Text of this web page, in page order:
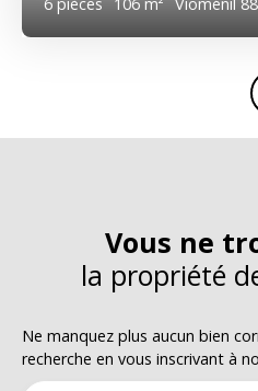
Vous ne
la propriété
Ne manquez plus aucun bien
recherche en vous inscrivant à